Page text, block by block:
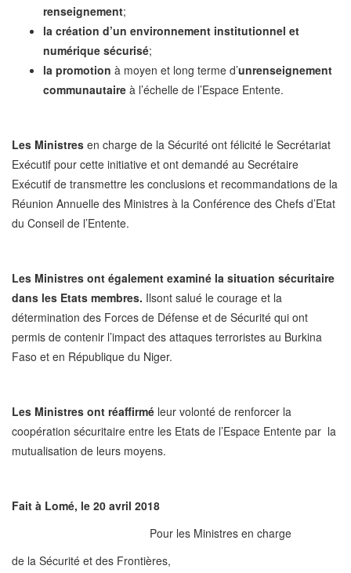
renseignement;
la création d’un environnement institutionnel et
numérique sécurisé;
la promotion à moyen et long terme d’unrenseignement
communautaire à l’échelle de l’Espace Entente.
Les Ministres en charge de la Sécurité ont félicité le Secrétariat
Exécutif pour cette initiative et ont demandé au Secrétaire
Exécutif de transmettre les conclusions et recommandations de la
Réunion Annuelle des Ministres à la Conférence des Chefs d’Etat
du Conseil de l’Entente.
Les Ministres ont également examiné la situation sécuritaire
dans les Etats membres. Ilsont salué le courage et la
détermination des Forces de Défense et de Sécurité qui ont
permis de contenir l’impact des attaques terroristes au Burkina
Faso et en République du Niger.
Les Ministres ont réaffirmé leur volonté de renforcer la
coopération sécuritaire entre les Etats de l’Espace Entente par la
mutualisation de leurs moyens.
Fait à Lomé, le 20 avril 2018
Pour les Ministres en charge
de la Sécurité et des Frontières,